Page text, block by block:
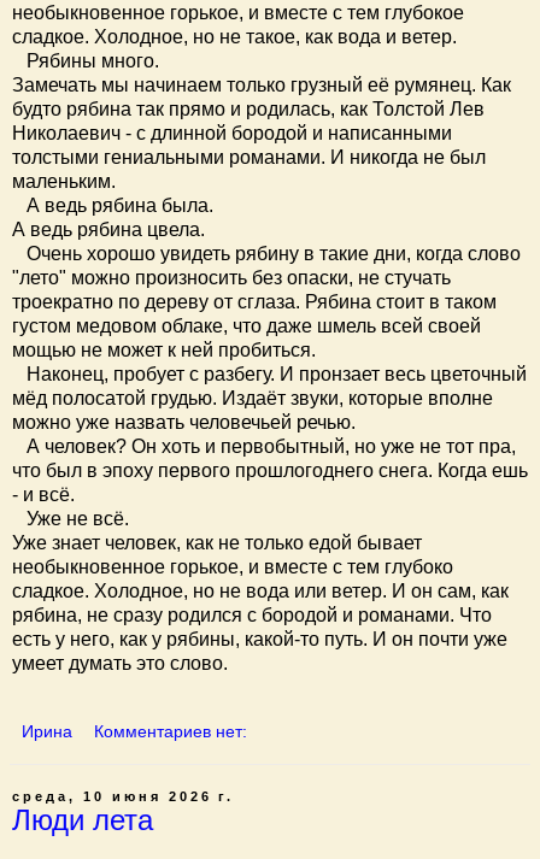
необыкновенное горькое, и вместе с тем глубокое
сладкое. Холодное, но не такое, как вода и ветер.
Рябины много.
Замечать мы начинаем только грузный её румянец. Как
будто рябина так прямо и родилась, как Толстой Лев
Николаевич - с длинной бородой и написанными
толстыми гениальными романами. И никогда не был
маленьким.
А ведь рябина была.
А ведь рябина цвела.
Очень хорошо увидеть рябину в такие дни, когда слово
"лето" можно произносить без опаски, не стучать
троекратно по дереву от сглаза. Рябина стоит в таком
густом медовом облаке, что даже шмель всей своей
мощью не может к ней пробиться.
Наконец, пробует с разбегу. И пронзает весь цветочный
мёд полосатой грудью. Издаёт звуки, которые вполне
можно уже назвать человечьей речью.
А человек? Он хоть и первобытный, но уже не тот пра,
что был в эпоху первого прошлогоднего снега. Когда ешь
- и всё.
Уже не всё.
Уже знает человек, как не только едой бывает
необыкновенное горькое, и вместе с тем глубоко
сладкое. Холодное, но не вода или ветер. И он сам, как
рябина, не сразу родился с бородой и романами. Что
есть у него, как у рябины, какой-то путь. И он почти уже
умеет думать это слово.
Ирина Комментариев нет:
среда, 10 июня 2026 г.
Люди лета